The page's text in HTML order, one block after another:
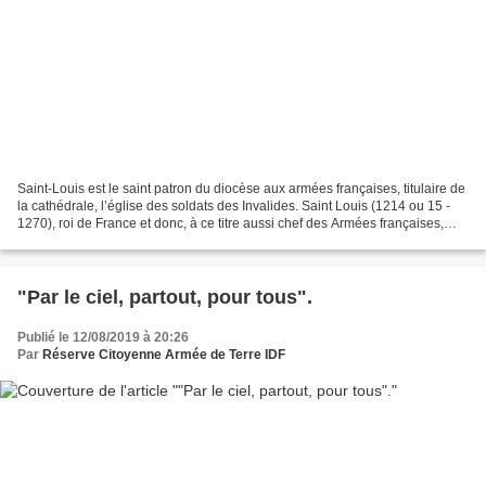
Saint-Louis est le saint patron du diocèse aux armées françaises, titulaire de
la cathédrale, l’église des soldats des Invalides. Saint Louis (1214 ou 15 -
1270), roi de France et donc, à ce titre aussi chef des Armées françaises,
"Par le ciel, partout, pour tous".
Publié le 12/08/2019 à 20:26
Par Réserve Citoyenne Armée de Terre IDF